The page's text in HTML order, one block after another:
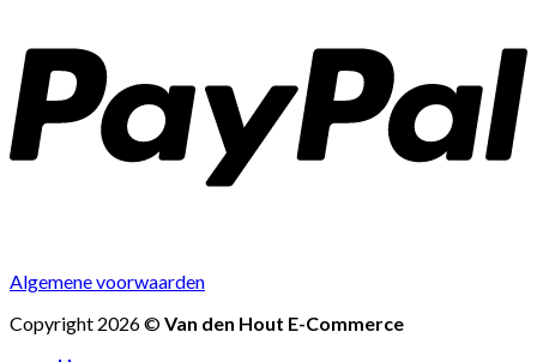
Algemene voorwaarden
Copyright 2026 ©Van den Hout E-Commerce